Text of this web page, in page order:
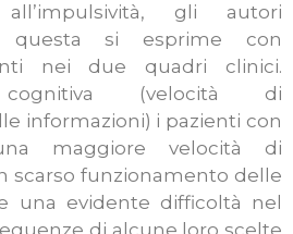
gli autori
questa si esprime con
nei due quadri clinici.
cognitiva (velocità di
informazioni) i pazienti con
maggiore velocità di
scarso funzionamento delle
una evidente difficoltà nel